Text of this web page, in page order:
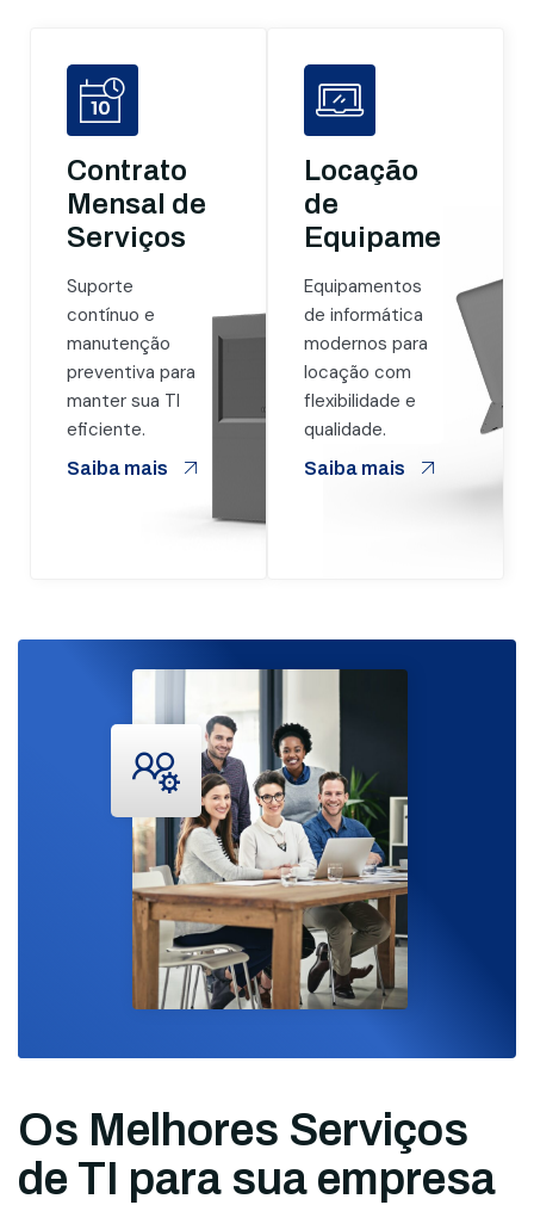
Contrato
Mensal de
Serviços
Suporte
contínuo e
manutenção
preventiva para
manter sua TI
eficiente.
Saiba mais
Locação
de
Equipamentos
Equipamentos
de informática
modernos para
locação com
flexibilidade e
qualidade.
Saiba mais
Os Melhores Serviços
de TI para sua empresa